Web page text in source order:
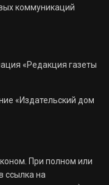
коммуникаций
«Редакция газеты
«Издательский дом
При полном или
ссылка на